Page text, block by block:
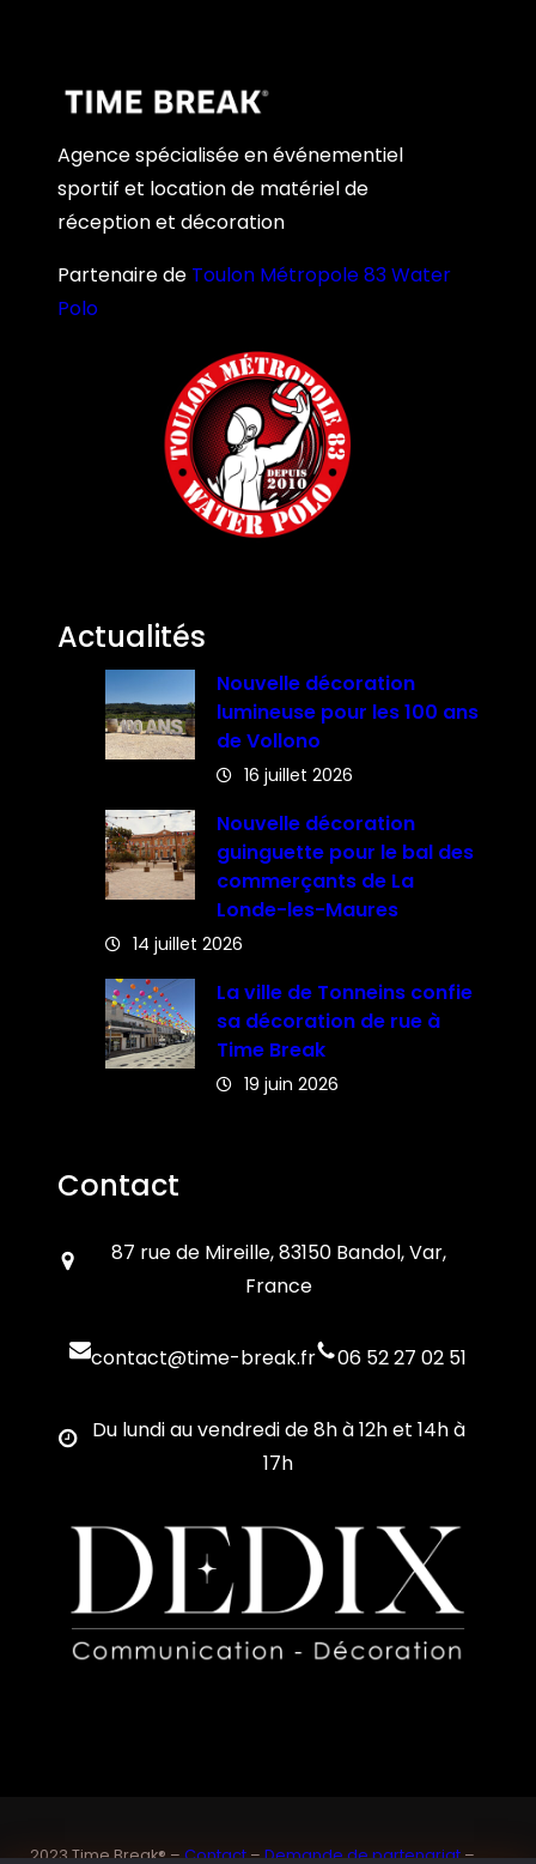
Agence spécialisée en événementiel
sportif et location de matériel de
réception et décoration
Partenaire de Toulon Métropole 83 Water
Polo
Actualités
Nouvelle décoration
lumineuse pour les 100 ans
de Vollono
16 juillet 2026
Nouvelle décoration
guinguette pour le bal des
commerçants de La
Londe-les-Maures
14 juillet 2026
La ville de Tonneins confie
sa décoration de rue à
Time Break
19 juin 2026
Contact
87 rue de Mireille, 83150 Bandol, Var,
France
contact@time-break.fr 06 52 27 02 51
Du lundi au vendredi de 8h à 12h et 14h à
17h
2023 Time Break® –Contact–Demande de partenariat–